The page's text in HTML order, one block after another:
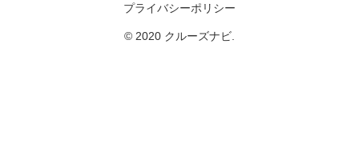
プライバシーポリシー
© 2020 クルーズナビ.